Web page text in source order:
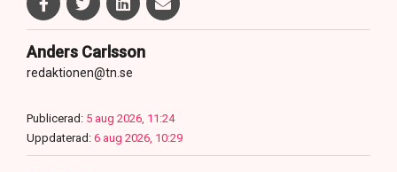
Anders Carlsson
redaktionen@tn.se
Publicerad: 5 aug 2026, 11:24
Uppdaterad: 6 aug 2026, 10:29